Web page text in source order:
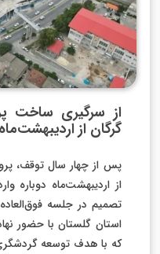
از سرگیری ساخت
گرگان از اردیبهشت‌ماه
پس از چهار سال توقف،
از اردیبهشت‌ماه دوباره
تصمیم در جلسه
استان گلستان با حضور
که با هدف توسعه